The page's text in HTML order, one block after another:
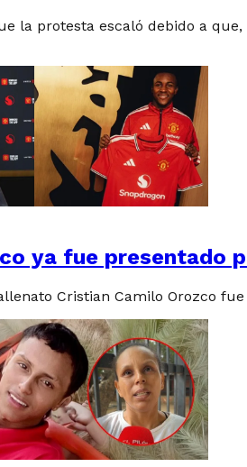
la protesta escaló debido a
ya fue presentado
Cristian Camilo Orozco